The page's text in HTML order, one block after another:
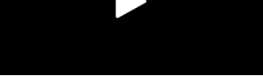
Play